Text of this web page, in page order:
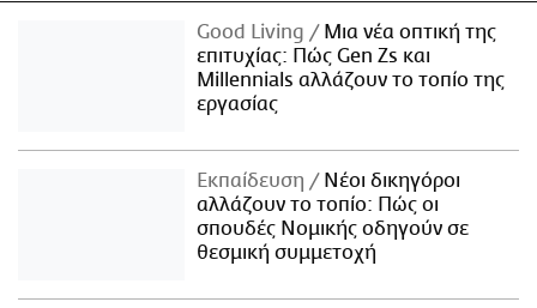
Good Living
Μια νέα οπτική της
επιτυχίας: Πώς Gen Zs και
Millennials αλλάζουν το τοπίο της
εργασίας
Εκπαίδευση
Νέοι δικηγόροι
αλλάζουν το τοπίο: Πώς οι
σπουδές Νομικής οδηγούν σε
θεσμική συμμετοχή